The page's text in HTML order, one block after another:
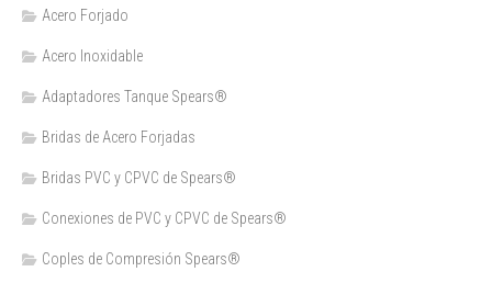
Acero Forjado
Acero Inoxidable
Adaptadores Tanque Spears®
Bridas de Acero Forjadas
Bridas PVC y CPVC de Spears®
Conexiones de PVC y CPVC de Spears®
Coples de Compresión Spears®